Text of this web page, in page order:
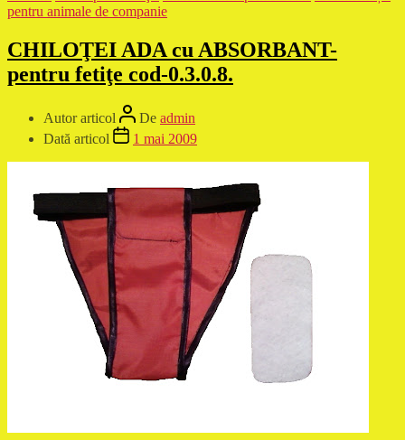
pentru animale de companie
CHILOŢEI ADA cu ABSORBANT-
pentru fetiţe cod-0.3.0.8.
Autor articol De admin
Dată articol
1 mai 2009